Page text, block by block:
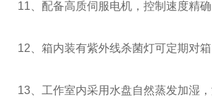
11 、配备高质伺服电机，控制速度精
12 、箱内装有紫外线杀菌灯可定期对
13 、工作室内采用水盘自然蒸发加湿